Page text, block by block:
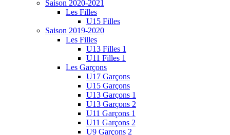
Saison 2020-2021
Les Filles
U15 Filles
Saison 2019-2020
Les Filles
U13 Filles 1
U11 Filles 1
Les Garçons
U17 Garçons
U15 Garçons
U13 Garçons 1
U13 Garçons 2
U11 Garçons 1
U11 Garçons 2
U9 Garçons 2